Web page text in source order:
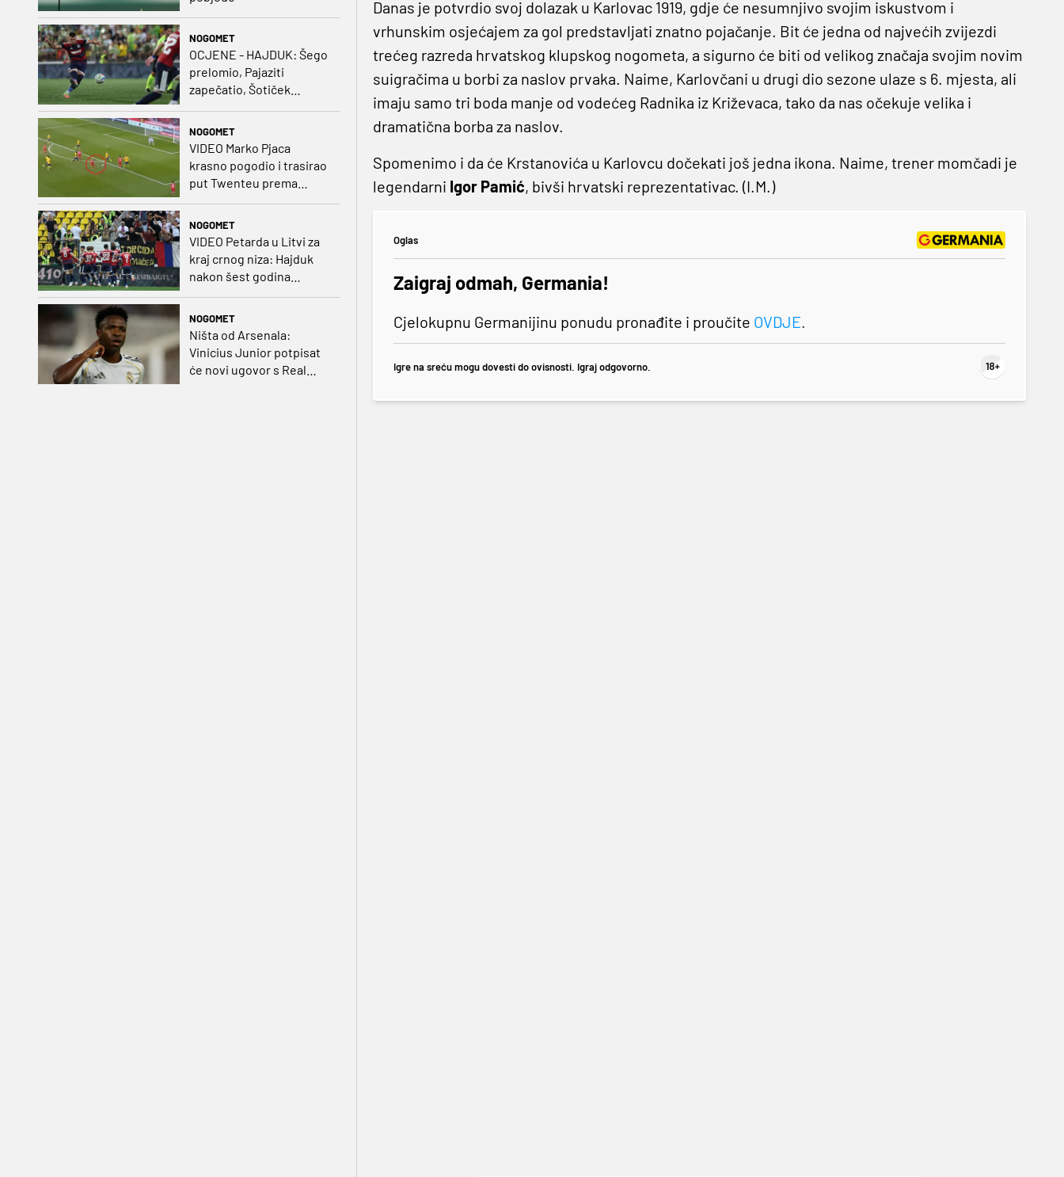
NOGOMET
OCJENE - HAJDUK: Šego
prelomio, Pajaziti
zapečatio, Šotiček
NOGOMET
VIDEO Marko Pjaca
krasno pogodio i trasirao
put Twenteu prema
važnoj pobjedi
NOGOMET
VIDEO Petarda u Litvi za
kraj crnog niza: Hajduk
nakon šest godina
NOGOMET
Ništa od Arsenala:
Vinicius Junior potpisat
će novi ugovor s Real
Danas je potvrdio svoj dolazak u Karlovac 1919, gdje će nesumnjivo svojim iskustvom i
vrhunskim osjećajem za gol predstavljati znatno pojačanje. Bit će jedna od najvećih zvijezdi
trećeg razreda hrvatskog klupskog nogometa, a sigurno će biti od velikog značaja svojim novim
suigračima u borbi za naslov prvaka. Naime, Karlovčani u drugi dio sezone ulaze s 6. mjesta, ali
imaju samo tri boda manje od vodećeg Radnika iz Križevaca, tako da nas očekuje velika i
dramatična borba za naslov.
Spomenimo i da će Krstanovića u Karlovcu dočekati još jedna ikona. Naime, trener momčadi je
legendarni Igor Pamić, bivši hrvatski reprezentativac. (I.M.)
Oglas
Zaigraj odmah, Germania!
Cjelokupnu Germanijinu ponudu pronađite i proučite OVDJE.
Igre na sreću mogu dovesti do ovisnosti. Igraj odgovorno.